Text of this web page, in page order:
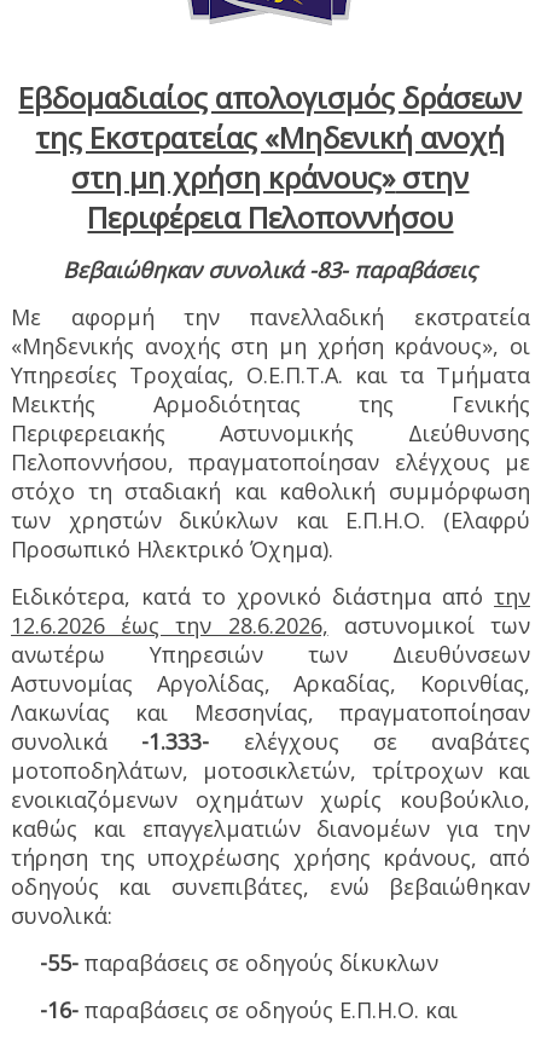
Εβδομαδιαίος απολογισμός δράσεων
της Εκστρατείας «Μηδενική ανοχή
στη μη χρήση κράνους»στην
Περιφέρεια Πελοποννήσου
Βεβαιώθηκαν συνολικά -83- παραβάσεις
Με αφορμή την πανελλαδική εκστρατεία
«Μηδενικής ανοχής στη μη χρήση κράνους», οι
Υπηρεσίες Τροχαίας, Ο.Ε.Π.Τ.Α. και τα Τμήματα
Μεικτής Αρμοδιότητας της Γενικής
Περιφερειακής Αστυνομικής Διεύθυνσης
Πελοποννήσου, πραγματοποίησαν ελέγχους με
στόχο τη σταδιακή και καθολική συμμόρφωση
των χρηστών δικύκλων και Ε.Π.Η.Ο. (Ελαφρύ
Προσωπικό Ηλεκτρικό Όχημα).
Ειδικότερα, κατά το χρονικό διάστημα απότην
12.6.2026 έως την 28.6.2026, αστυνομικοί των
ανωτέρω Υπηρεσιών των Διευθύνσεων
Αστυνομίας Αργολίδας, Αρκαδίας, Κορινθίας,
Λακωνίας και Μεσσηνίας, πραγματοποίησαν
συνολικά -1.333- ελέγχους σε αναβάτες
μοτοποδηλάτων, μοτοσικλετών, τρίτροχων και
ενοικιαζόμενων οχημάτων χωρίς κουβούκλιο,
καθώς και επαγγελματιών διανομέων για την
τήρηση της υποχρέωσης χρήσης κράνους, από
οδηγούς και συνεπιβάτες, ενώ βεβαιώθηκαν
συνολικά:
-55-παραβάσεις σε οδηγούς δίκυκλων
-16-παραβάσεις σε οδηγούς Ε.Π.Η.Ο. και